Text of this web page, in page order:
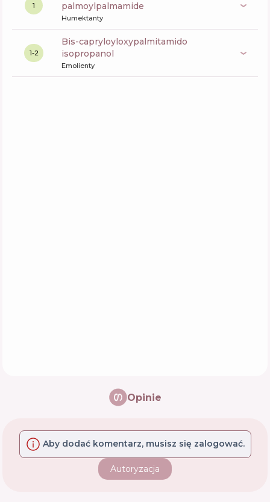
1
palmoylpalmamide
Humektanty
1-2
bis-capryloyloxypalmitamido
isopropanol
Emolienty
Opinie
Aby dodać komentarz, musisz się zalogować.
Autoryzacja